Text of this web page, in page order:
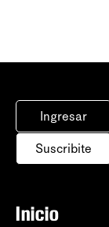
Ingresar
Suscribite
Inicio